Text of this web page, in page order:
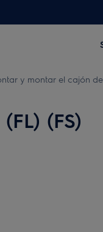
y montar el cajón
(FS)